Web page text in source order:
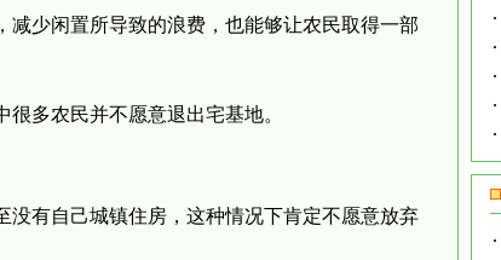
少闲置所导致的浪费，也能够让农民取得一部
多农民并不愿意退出宅基地。
有自己城镇住房，这种情况下肯定不愿意放弃